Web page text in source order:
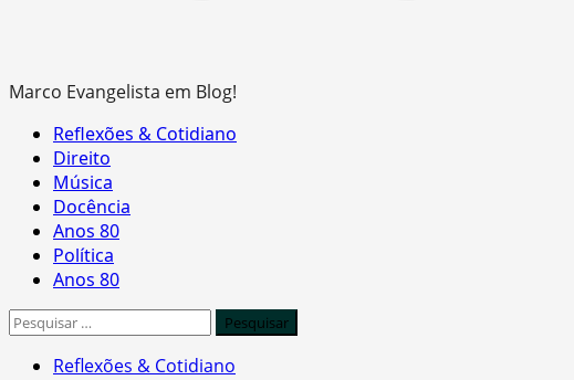
Marco Evangelista em Blog!
Primary
Menu
Reflexões & Cotidiano
Direito
Música
Docência
Anos 80
Política
Anos 80
Pesquisar
Reflexões & Cotidiano